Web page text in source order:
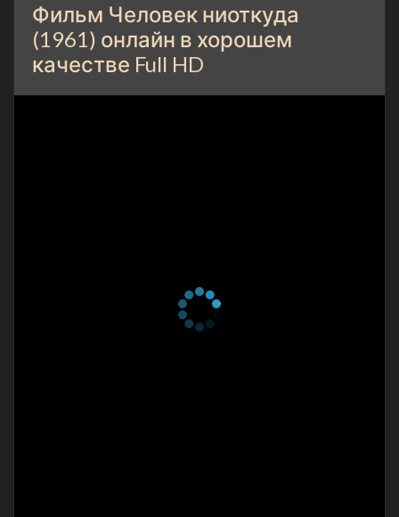
Фильм Человек ниоткуда
(1961) онлайн в хорошем
качестве Full HD